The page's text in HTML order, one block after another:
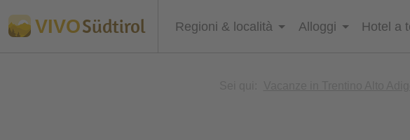
VIVOSüdtirol Regioni & località Alloggi Hotel a